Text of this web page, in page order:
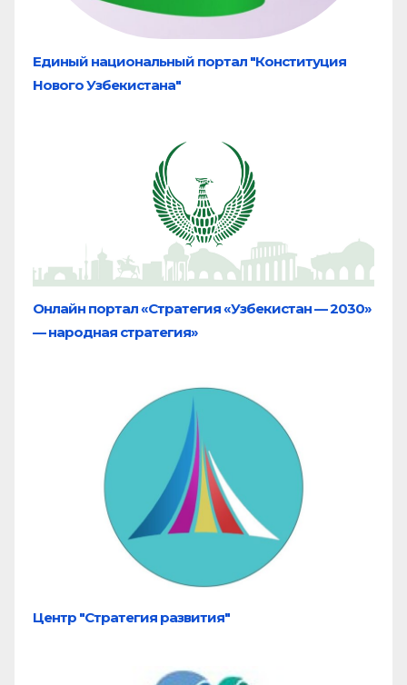
Единый национальный портал "Конституция
Нового Узбекистана"
Онлайн портал «Стратегия «Узбекистан — 2030»
— народная стратегия»
Центр "Стратегия развития"